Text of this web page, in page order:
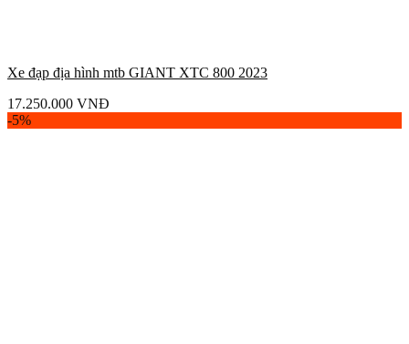
Xe đạp địa hình mtb GIANT XTC 800 2023
17.250.000 VNĐ
-5%